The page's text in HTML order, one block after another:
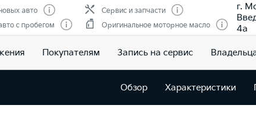
авто
с пробегом
Сервис и запчасти
Оригинальное моторное масло
г.
4а
Покупателям Запись на сервис
Обзор Характеристики